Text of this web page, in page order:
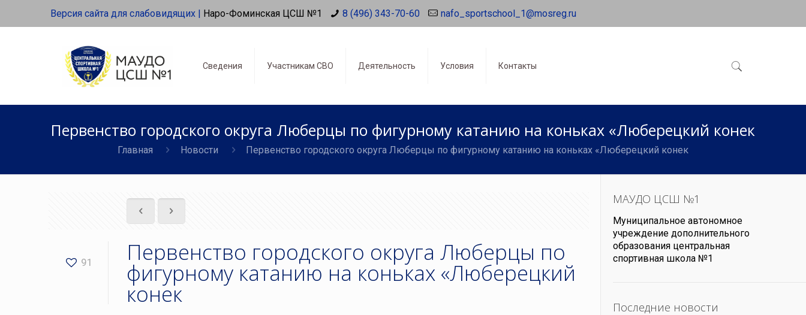
Версия сайта для слабовидящих | Наро-Фоминская ЦСШ №1 8 (496) 343-70-60 nafo_sportschool_1@mosreg.ru
Сведения Участникам СВО Деятельность Условия Контакты
Первенство городского округа Люберцы по фигурному катанию на коньках «Люберецкий конек
Главная Новости Первенство городского округа Люберцы по фигурному катанию на коньках «Люберецкий конек
91 Первенство городского округа Люберцы по
фигурному катанию на коньках «Люберецкий
конек
МАУДО ЦСШ №1
Муниципальное автономное
учреждение дополнительного
образования центральная
спортивная школа №1
Последние новости